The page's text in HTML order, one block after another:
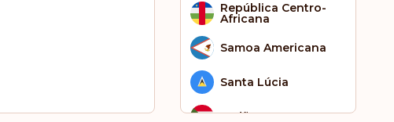
República Centro-
Africana
Samoa Americana
Santa Lúcia
Sudão